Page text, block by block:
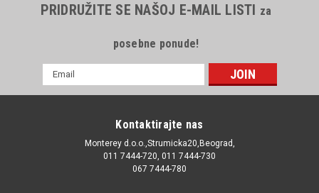
PRIDRUŽITE SE NAŠOJ E-MAIL LISTI za
posebne ponude!
mail
Kontaktirajte nas
Monterey d.o.o.,Strumicka20,Beograd,
011 7444-720, 011 7444-730
067 7444-780